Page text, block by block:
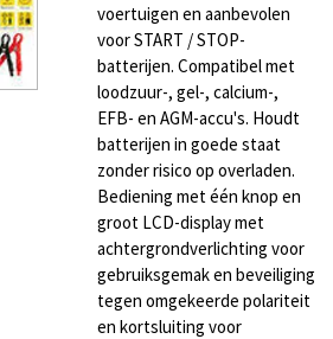
voertuigen en aanbevolen
voor START / STOP-
batterijen. Compatibel met
loodzuur-, gel-, calcium-,
EFB- en AGM-accu's. Houdt
batterijen in goede staat
zonder risico op overladen.
Bediening met één knop en
groot LCD-display met
achtergrondverlichting voor
gebruiksgemak en beveiliging
tegen omgekeerde polariteit
en kortsluiting voor